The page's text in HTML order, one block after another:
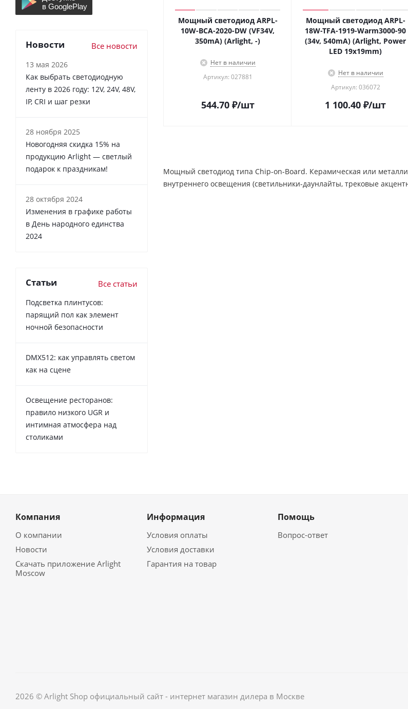
Мощный светодиод ARPL-
10W-BCA-2020-DW (VF34V,
350mA) (Arlight, -)
Нет в наличии
Артикул: 027881
544.70₽/шт
Мощный светодиод ARPL-
18W-TFA-1919-Warm3000-90
(34v, 540mA) (Arlight, Power
LED 19х19mm)
Нет в наличии
Артикул: 036072
1 100.40 ₽/шт
Мощный светодиод типа Chip-on-Board. Керамическая или
внутреннего освещения (светильники-даунлайты, трековые
Новости Все новости
13 мая 2026
Как выбрать светодиодную
ленту в 2026 году: 12V, 24V, 48V,
IP, CRI и шаг резки
28 ноября 2025
Новогодняя скидка 15% на
продукцию Arlight — светлый
подарок к праздникам!
28 октября 2024
Изменения в графике работы
в День народного единства
2024
Статьи Все статьи
Подсветка плинтусов:
парящий пол как элемент
ночной безопасности
DMX512: как управлять светом
как на сцене
Освещение ресторанов:
правило низкого UGR и
интимная атмосфера над
столиками
Компания
О компании
Новости
Скачать приложение Arlight
Moscow
Информация
Условия оплаты
Условия доставки
Гарантия на товар
Помощь
Вопрос-ответ
2026 © Arlight Shop официальный сайт - интернет магазин дилера в Москве